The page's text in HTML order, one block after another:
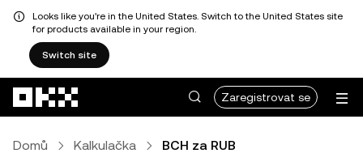
Looks like you're in the United States. Switch to the United States site
for products available in your region.
Switch site
Zaregistrovat se
Domů Kalkulačka BCH za RUB